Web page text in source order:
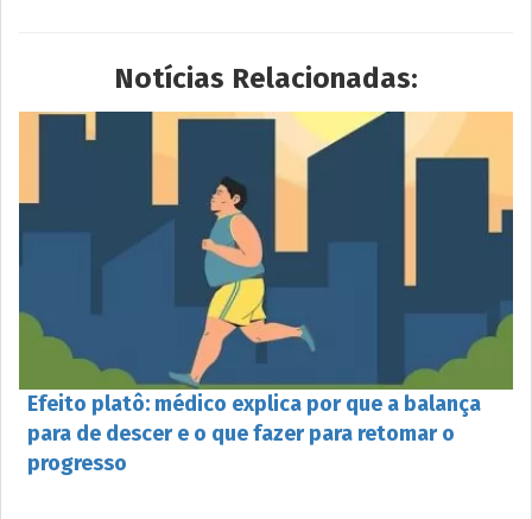
Notícias Relacionadas:
Efeito platô: médico explica por que a balança
para de descer e o que fazer para retomar o
progresso